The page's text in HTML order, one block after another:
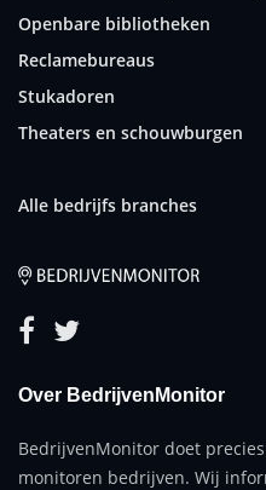
Openbare bibliotheken
Reclamebureaus
Stukadoren
Theaters en schouwburgen
Alle bedrijfs branches
Over BedrijvenMonitor
BedrijvenMonitor doet
monitoren bedrijven. Wij